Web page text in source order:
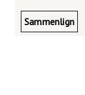
Sammenlign